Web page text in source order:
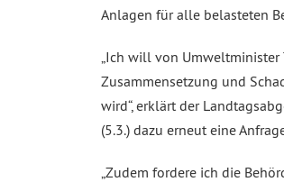
Anlagen für alle belasteten
„Ich will von
Zusammensetzung und
wird“, erklärt der
(5.3.) dazu erneut eine
„Zudem fordere ich die